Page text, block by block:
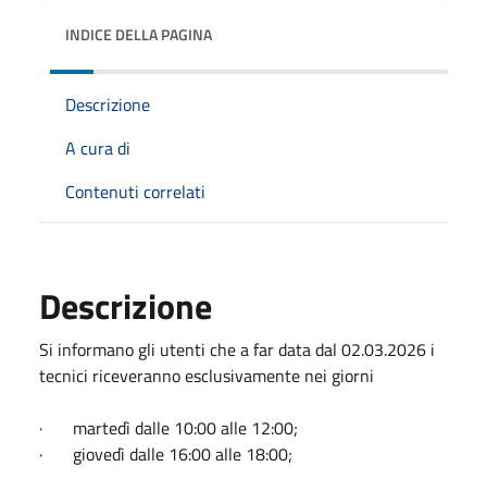
INDICE DELLA PAGINA
Descrizione
A cura di
Contenuti correlati
Descrizione
Si informano gli utenti che a far data dal 02.03.2026 i
tecnici riceveranno esclusivamente nei giorni
· martedì dalle 10:00 alle 12:00;
· giovedì dalle 16:00 alle 18:00;